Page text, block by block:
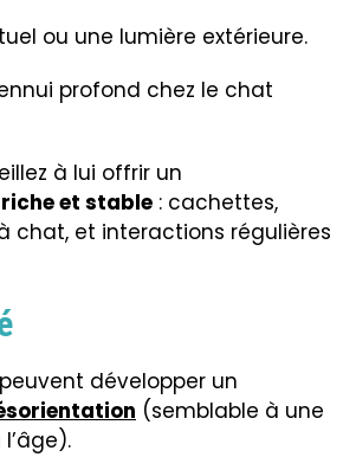
ou une lumière extérieure.
profond chez le chat
à lui offrir un
riche et stable : cachettes,
chat, et interactions régulières
développer un
(semblable à une